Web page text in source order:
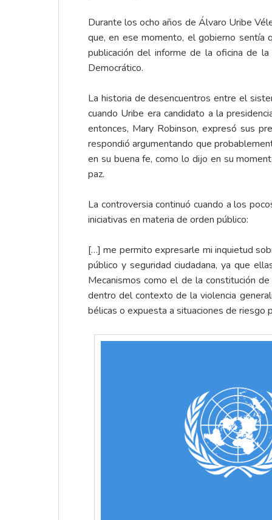
Durante los ocho años de Álvaro Uribe
que, en ese momento, el gobierno sentía
publicación del informe de la oficina de
Democrático.
La historia de desencuentros entre el
cuando Uribe era candidato a la
entonces, Mary Robinson, expresó sus
respondió argumentando que
en su buena fe, como lo dijo en su
paz.
La controversia continuó cuando a los
iniciativas en materia de orden público:
[…] me permito expresarle mi inquietud
público y seguridad ciudadana, ya que
Mecanismos como el de la constitución
dentro del contexto de la violencia
bélicas o expuesta a situaciones de riesgo